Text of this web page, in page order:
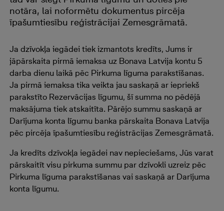
notāra, lai noformētu dokumentus pircēja
īpašumtiesību reģistrācijai Zemesgrāmatā.
Ja dzīvokļa iegādei tiek izmantots kredīts, Jums ir
jāpārskaita pirmā iemaksa uz Bonava Latvija kontu 5
darba dienu laikā pēc Pirkuma līguma parakstīšanas.
Ja pirmā iemaksa tika veikta jau saskaņā ar iepriekš
parakstīto Rezervācijas līgumu, šī summa no pēdējā
maksājuma tiek atskaitīta. Pārējo summu saskaņā ar
Darījuma konta līgumu banka pārskaita Bonava Latvija
pēc pircēja īpašumtiesību reģistrācijas Zemesgrāmatā.
Ja kredīts dzīvokļa iegādei nav nepieciešams, Jūs varat
pārskaitīt visu pirkuma summu par dzīvokli uzreiz pēc
Pirkuma līguma parakstīšanas vai saskaņā ar Darījuma
konta līgumu.